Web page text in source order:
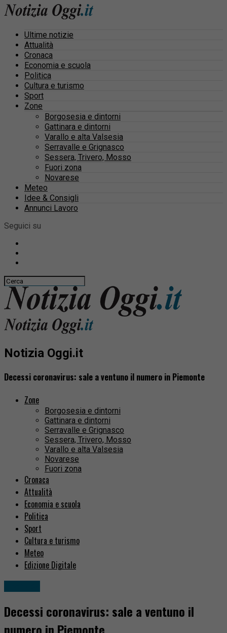
Ultime notizie
Attualità
Cronaca
Economia e scuola
Politica
Cultura e turismo
Sport
Zone
Borgosesia e dintorni
Gattinara e dintorni
Varallo e alta Valsesia
Serravalle e Grignasco
Sessera, Trivero, Mosso
Fuori zona
Novarese
Meteo
Idee & Consigli
Annunci Lavoro
Seguici su
Notizia Oggi.it
Decessi coronavirus: sale a ventuno il numero in Piemonte
Zone
Borgosesia e dintorni
Gattinara e dintorni
Serravalle e Grignasco
Sessera, Trivero, Mosso
Varallo e alta Valsesia
Novarese
Fuori zona
Cronaca
Attualità
Economia e scuola
Politica
Sport
Cultura e turismo
Meteo
Edizione Digitale
Decessi coronavirus: sale a ventuno il